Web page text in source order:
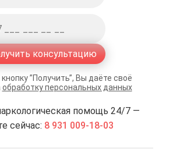
консультацию
”Получить”, Вы даёте своё
обработку персональных данных
помощь 24/7 —
сейчас: 8 931 009-18-03